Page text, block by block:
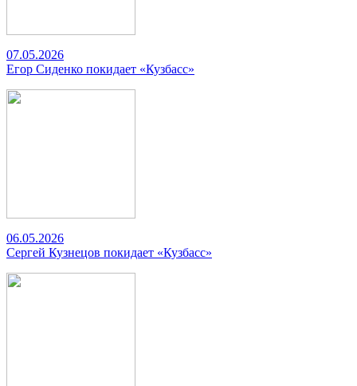
07.05.2026
Егор Сиденко покидает «Кузбасс»
06.05.2026
Сергей Кузнецов покидает «Кузбасс»